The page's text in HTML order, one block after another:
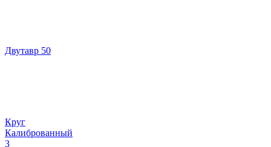
Двутавр 50
Круг
Калиброванный
3